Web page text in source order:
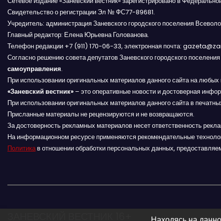
и
с
я
м
Свидетельство о регистрации Эл № ФС77-89681.
Учредитель: администрация Заневского городского поселения
Главный редактор: Елена Юрьевна Голованова.
Телефон редакции +7 (911) 170-06-33, электронная почта:
Согласно решению совета депутатов Заневского городского поселения
самоуправления.
При использовании оригинальных материалов данного сайта на
«Заневский вестник» – это оперативные новости и достоверная
При использовании оригинальных материалов данного сайта в
Присланные материалы не рецензируются и не возвращаются.
За достоверность рекламных материалов несет ответственность
На информационном ресурсе применяются рекомендательные
Политикав отношении обработки персональных данных,